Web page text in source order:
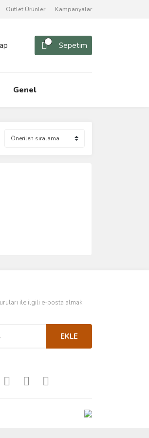
Outlet Ürünler Kampanyalar
Sepetim
Genel
ile ilgili e-posta almak
EKLE